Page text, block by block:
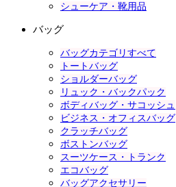
シューケア・靴用品
バッグ
バッグカテゴリすべて
トートバッグ
ショルダーバッグ
リュック・バックパック
ボディバッグ・サコッシュ
ビジネス・オフィスバッグ
クラッチバッグ
ボストンバッグ
スーツケース・トランク
エコバッグ
バッグアクセサリー